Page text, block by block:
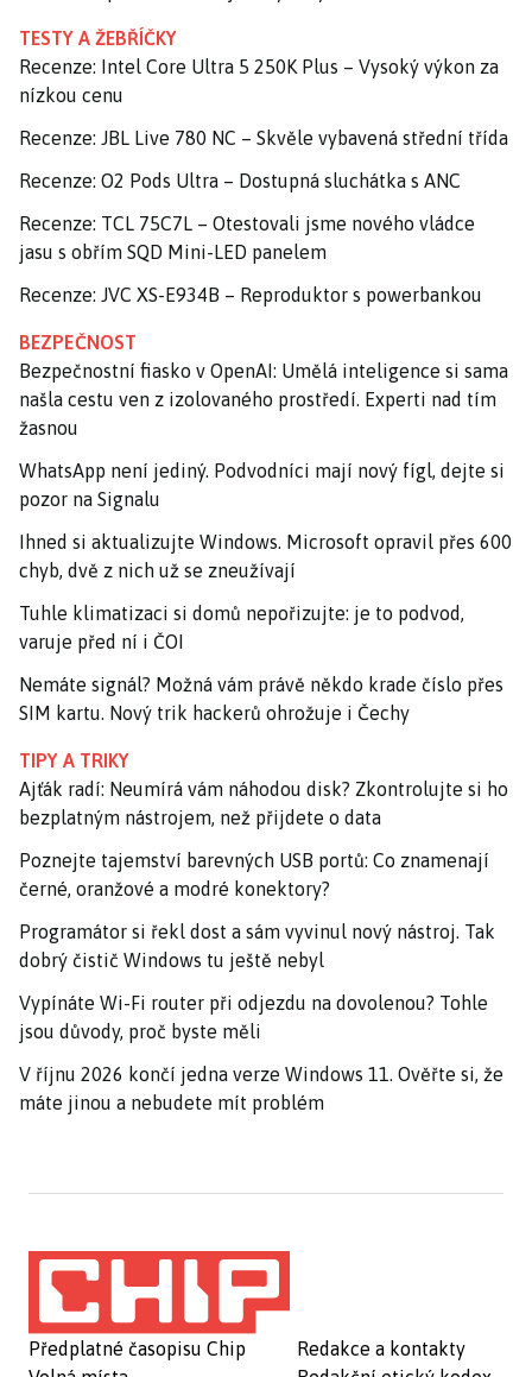
TESTY A ŽEBŘÍČKY
Recenze: Intel Core Ultra 5 250K Plus – Vysoký výkon za
nízkou cenu
Recenze: JBL Live 780 NC – Skvěle vybavená střední třída
Recenze: O2 Pods Ultra – Dostupná sluchátka s ANC
Recenze: TCL 75C7L – Otestovali jsme nového vládce
jasu s obřím SQD Mini-LED panelem
Recenze: JVC XS-E934B – Reproduktor s powerbankou
BEZPEČNOST
Bezpečnostní fiasko v OpenAI: Umělá inteligence si sama
našla cestu ven z izolovaného prostředí. Experti nad tím
žasnou
WhatsApp není jediný. Podvodníci mají nový fígl, dejte si
pozor na Signalu
Ihned si aktualizujte Windows. Microsoft opravil přes 600
chyb, dvě z nich už se zneužívají
Tuhle klimatizaci si domů nepořizujte: je to podvod,
varuje před ní i ČOI
Nemáte signál? Možná vám právě někdo krade číslo přes
SIM kartu. Nový trik hackerů ohrožuje i Čechy
TIPY A TRIKY
Ajťák radí: Neumírá vám náhodou disk? Zkontrolujte si ho
bezplatným nástrojem, než přijdete o data
Poznejte tajemství barevných USB portů: Co znamenají
černé, oranžové a modré konektory?
Programátor si řekl dost a sám vyvinul nový nástroj. Tak
dobrý čistič Windows tu ještě nebyl
Vypínáte Wi-Fi router při odjezdu na dovolenou? Tohle
jsou důvody, proč byste měli
V říjnu 2026 končí jedna verze Windows 11. Ověřte si, že
máte jinou a nebudete mít problém
Předplatné časopisu Chip
Redakce a kontakty